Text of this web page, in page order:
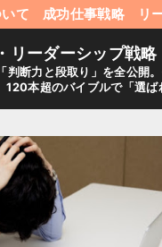
て 成功仕事戦略 リ
ーダーシップ戦略
判断力と段取り」を全公開
本超のバイブルで「選ば